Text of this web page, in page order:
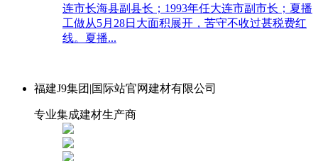
连市长海县副县长；1993年任大连市副市长；夏播
工做从5月28日大面积展开，苦守不收过甚税费红
线。夏播...
福建J9集团|国际站官网建材有限公司
专业集成建材生产商